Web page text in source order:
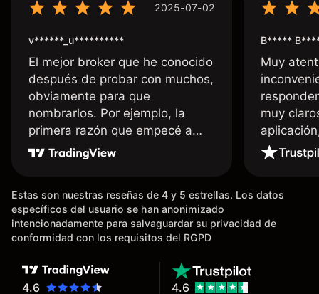
2025-07-02
v******_u**********
El mejor broker que he conocido
después de probar con muchos,
obviamente para que
nombrarlos. Por ejemplo, la
primera razón que empecé a
usar Capital fue la llegada de mi
dinero de inmediato a mi cuenta
existentes en el mercado que
tardan días o tienen mucha
burocracia; y la segunda razón,
hecho de operar en un mercado
determinado, debido a los
B*****
Muy
muy
Estas son nuestras reseñas de 4 y 5 estrellas. Los datos
específicos del usuario se han anonimizado
intencionadamente para salvaguardar su privacidad de
conformidad con los requisitos del RGPD
4.6 4.6